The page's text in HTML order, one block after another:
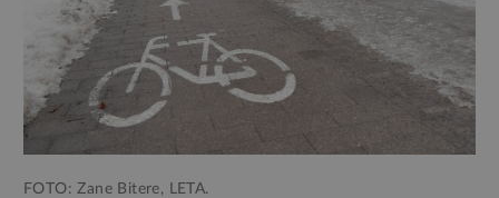
FOTO: Zane Bitere, LETA.